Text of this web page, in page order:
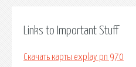
Links to Important Stuff
Скачать карты explay pn 970